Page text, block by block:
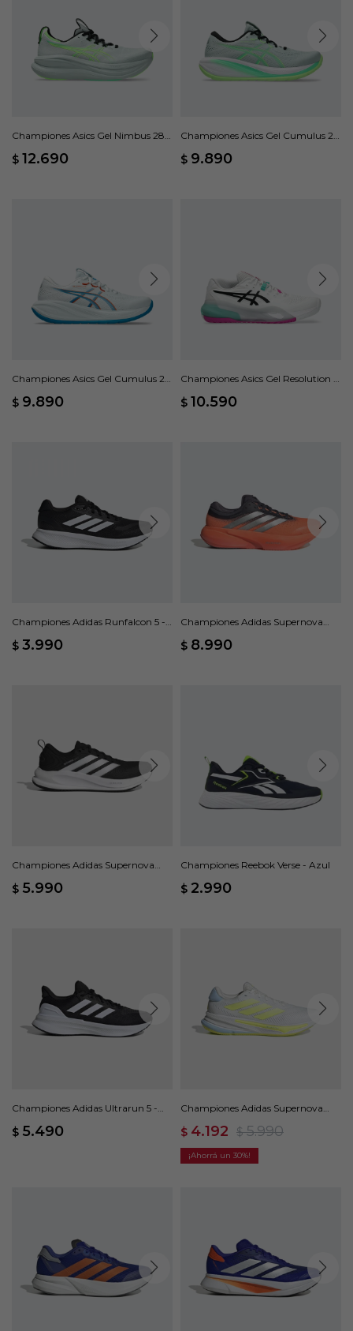
Championes Asics Gel Nimbus 28 -
$ 12.690
Championes Asics Gel Cumulus 28
$ 9.890
Championes Asics Gel Cumulus 28
$ 9.890
Championes Asics Gel Resolution X
$ 10.590
Championes Adidas Runfalcon 5 -
$ 3.990
Championes Adidas Supernova
$ 8.990
Championes Adidas Supernova
$ 5.990
Championes Reebok Verse - Azul
$ 2.990
Championes Adidas Ultrarun 5 -
$ 5.490
Championes Adidas Supernova
$ 4.192 $ 5.990
30